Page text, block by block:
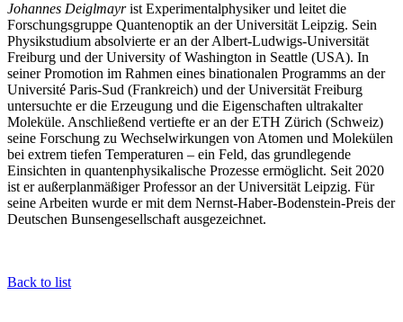
Johannes Deiglmayrist Experimentalphysiker und leitet die
Forschungsgruppe Quantenoptik an der Universität Leipzig. Sein
Physikstudium absolvierte er an der Albert-Ludwigs-Universität
Freiburg und der University of Washington in Seattle (USA). In
seiner Promotion im Rahmen eines binationalen Programms an der
Université Paris-Sud (Frankreich) und der Universität Freiburg
untersuchte er die Erzeugung und die Eigenschaften ultrakalter
Moleküle. Anschließend vertiefte er an der ETH Zürich (Schweiz)
seine Forschung zu Wechselwirkungen von Atomen und Molekülen
bei extrem tiefen Temperaturen – ein Feld, das grundlegende
Einsichten in quantenphysikalische Prozesse ermöglicht. Seit 2020
ist er außerplanmäßiger Professor an der Universität Leipzig. Für
seine Arbeiten wurde er mit dem Nernst-Haber-Bodenstein-Preis der
Deutschen Bunsengesellschaft ausgezeichnet.
Back to list